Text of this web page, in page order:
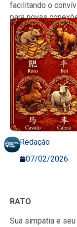
facilitando o
para novas
Redação
07/02/2026
RATO
Sua simpatia e